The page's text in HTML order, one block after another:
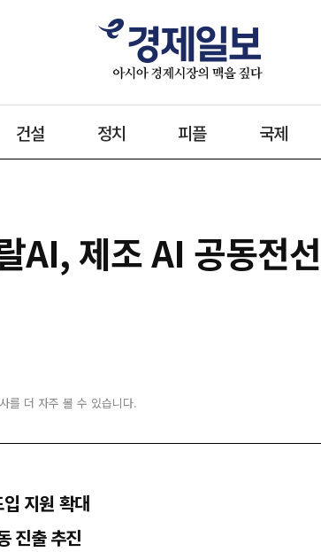
건설 정치 피플 국제
AI, 제조 AI 공동전
를 더 자주 볼 수 있습니다.
지원 확대
진출 추진